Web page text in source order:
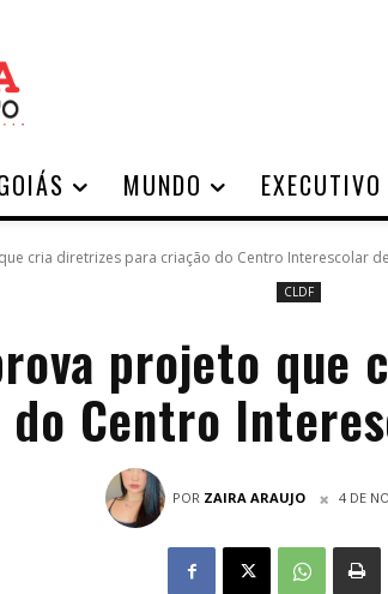
MUNDO EXECUTIVO
cria diretrizes para criação do Centro Interescolar
CLDF
projeto
Centro
POR ZAIRA ARAUJO 4 DE